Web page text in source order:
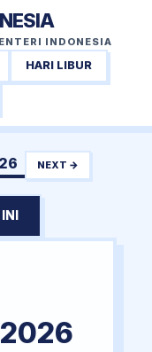
INDONESIA
HARI LIBUR
NEXT →
2026